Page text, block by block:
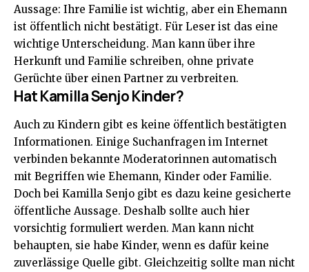
Aussage: Ihre Familie ist wichtig, aber ein Ehemann
ist öffentlich nicht bestätigt. Für Leser ist das eine
wichtige Unterscheidung. Man kann über ihre
Herkunft und Familie schreiben, ohne private
Gerüchte über einen Partner zu verbreiten.
Hat Kamilla Senjo Kinder?
Auch zu Kindern gibt es keine öffentlich bestätigten
Informationen. Einige Suchanfragen im Internet
verbinden bekannte Moderatorinnen automatisch
mit Begriffen wie Ehemann, Kinder oder Familie.
Doch bei Kamilla Senjo gibt es dazu keine gesicherte
öffentliche Aussage. Deshalb sollte auch hier
vorsichtig formuliert werden. Man kann nicht
behaupten, sie habe Kinder, wenn es dafür keine
zuverlässige Quelle gibt. Gleichzeitig sollte man nicht